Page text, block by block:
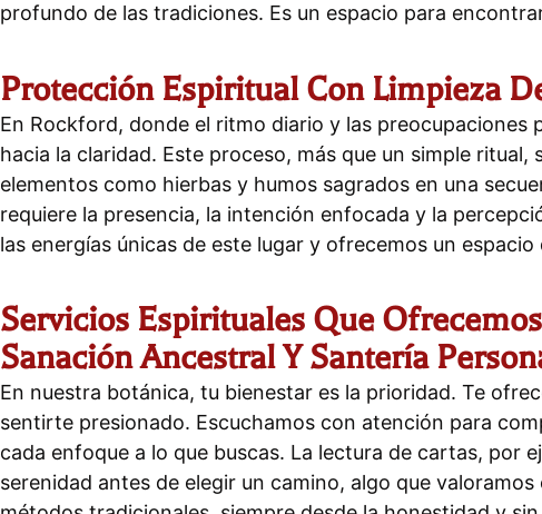
profundo de las tradiciones. Es un espacio para
Protección Espiritual Con Limpieza
En Rockford, donde el ritmo diario y las preocupaciones
hacia la claridad. Este proceso, más que un simple
elementos como hierbas y humos sagrados en una
requiere la presencia, la intención enfocada y la
las energías únicas de este lugar y ofrecemos un
Servicios Espirituales Que
Sanación Ancestral Y Santería
En nuestra botánica, tu bienestar es la prioridad. Te
sentirte presionado. Escuchamos con atención para
cada enfoque a lo que buscas. La lectura de cartas, por
serenidad antes de elegir un camino, algo que